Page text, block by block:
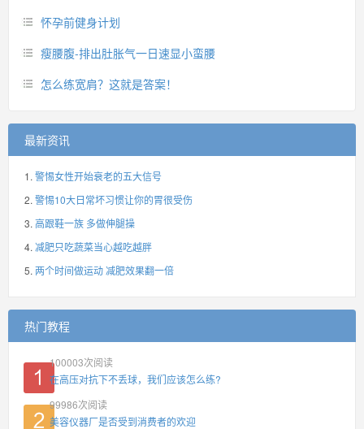
怀孕前健身计划
瘦腰腹-排出肚胀气一日速显小蛮腰
怎么练宽肩？这就是答案！
最新资讯
警惕女性开始衰老的五大信号
警惕10大日常坏习惯让你的胃很受伤
高跟鞋一族 多做伸腿操
减肥只吃蔬菜当心越吃越胖
两个时间做运动 减肥效果翻一倍
热门教程
100003次阅读
在高压对抗下不丢球，我们应该怎么练?
99986次阅读
美容仪器厂是否受到消费者的欢迎